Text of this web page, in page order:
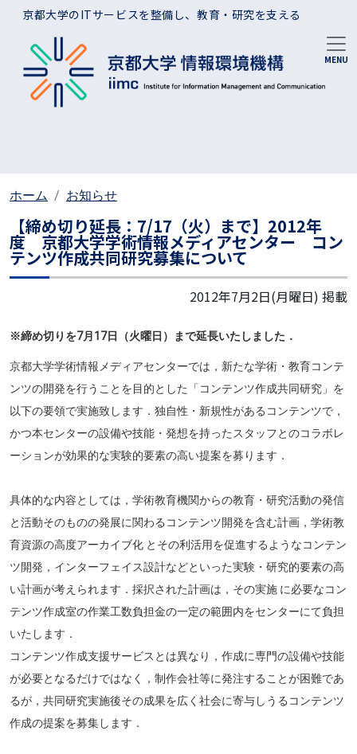
メインコンテンツに移動
京都大学のITサービスを整備し、教育・研究を支える
ホーム お知らせ
【締め切り延長：7/17（火）まで】2012年
度 京都大学学術情報メディアセンター コン
テンツ作成共同研究募集について
2012年7月2日(月曜日) 掲載
※締め切りを7月17日（火曜日）まで延長いたしました．
京都大学学術情報メディアセンターでは，新たな学術・教育コンテ
ンツの開発を行うことを目的とした「コンテンツ作成共同研究」を
以下の要領で実施致します．独自性・新規性があるコンテンツで，
かつ本センターの設備や技能・発想を持ったスタッフとのコラボレ
ーションが効果的な実験的要素の高い提案を募ります．
具体的な内容としては，学術教育機関からの教育・研究活動の発信
と活動そのものの発展に関わるコンテンツ開発を含む計画，学術教
育資源の高度アーカイブ化 とその利活用を促進するようなコンテン
ツ開発，インターフェイス設計などといった実験・研究的要素の高
い計画が考えられます．採択された計画は，その実施 に必要なコン
テンツ作成室の作業工数負担金の一定の範囲内をセンターにて負担
いたします．
コンテンツ作成支援サービスとは異なり，作成に専門の設備や技能
が必要となるだけではなく，制作会社等に発注することが困難であ
るが，共同研究実施後その成果を広く社会に寄与しうるコンテンツ
作成の提案を募集します．